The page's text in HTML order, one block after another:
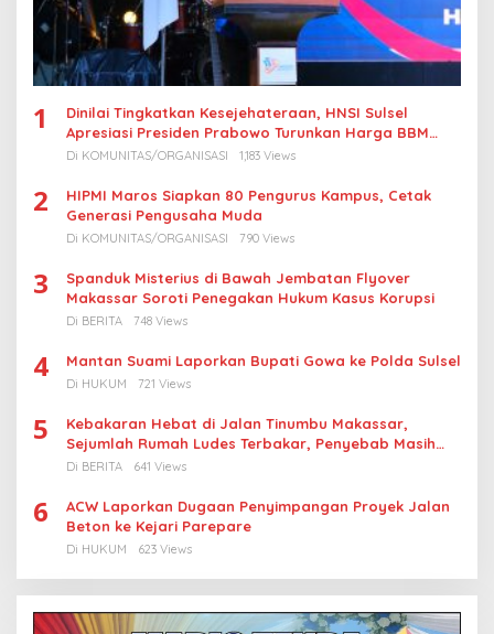
1
Dinilai Tingkatkan Kesejehateraan, HNSI Sulsel
Apresiasi Presiden Prabowo Turunkan Harga BBM
Nelayan
Di KOMUNITAS/ORGANISASI 1,183 Views
2
HIPMI Maros Siapkan 80 Pengurus Kampus, Cetak
Generasi Pengusaha Muda
Di KOMUNITAS/ORGANISASI 790 Views
3
Spanduk Misterius di Bawah Jembatan Flyover
Makassar Soroti Penegakan Hukum Kasus Korupsi
Di BERITA 748 Views
4 Mantan Suami Laporkan Bupati Gowa ke Polda Sulsel
Di HUKUM 721 Views
5
Kebakaran Hebat di Jalan Tinumbu Makassar,
Sejumlah Rumah Ludes Terbakar, Penyebab Masih
Diselidiki
Di BERITA 641 Views
6
ACW Laporkan Dugaan Penyimpangan Proyek Jalan
Beton ke Kejari Parepare
Di HUKUM 623 Views